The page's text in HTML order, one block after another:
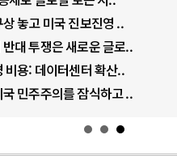
EU·우크라이나 드론 협력 직후, 러
나토, 우크라 군사지원 2027년까지
우크라이나, 덴마크, 에스토니아, 네
러·우크라, 대규모 공습 주고받아…